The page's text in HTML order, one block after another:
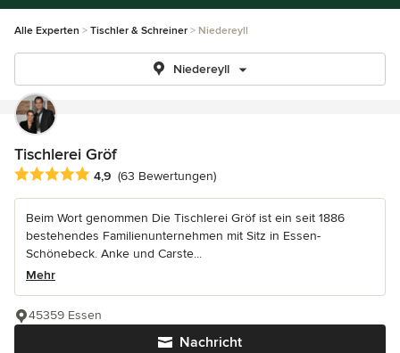
Alle Experten Tischler & Schreiner Niedereyll
Niedereyll
Tischlerei Gröf
Durchschnittliche Bewertung: 4.9 von 5 Sternen
4,9 (63 Bewertungen)
Beim Wort genommen Die Tischlerei Gröf ist ein seit 1886
bestehendes Familienunternehmen mit Sitz in Essen-
Schönebeck. Anke und Carste...
Mehr
Nachricht
45359 Essen